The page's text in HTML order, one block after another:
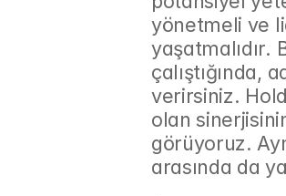
yönetmeli ve
yaşatmalıdır.
çalıştığında,
verirsiniz.
olan
görüyoruz.
arasında da